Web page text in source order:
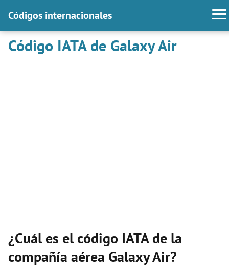
Códigos internacionales
Código IATA de Galaxy Air
¿Cuál es el código IATA de la
compañía aérea Galaxy Air?